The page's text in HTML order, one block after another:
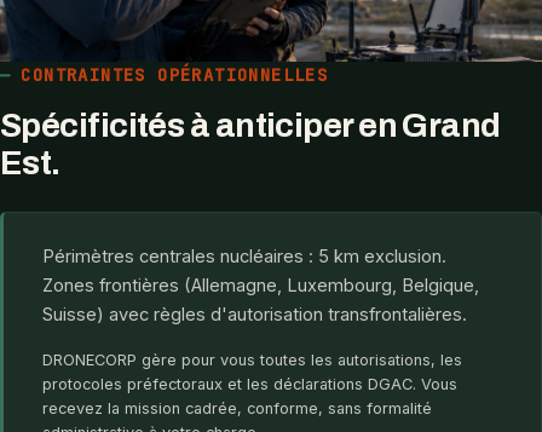
CONTRAINTES OPÉRATIONNELLES
Spécificités à anticiper en Grand
Est.
Périmètres centrales nucléaires : 5 km exclusion.
Zones frontières (Allemagne, Luxembourg, Belgique,
Suisse) avec règles d'autorisation transfrontalières.
DRONECORP gère pour vous toutes les autorisations, les
protocoles préfectoraux et les déclarations DGAC. Vous
recevez la mission cadrée, conforme, sans formalité